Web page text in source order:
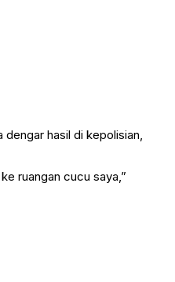
dengar hasil di kepolisian,
ruangan cucu saya,”